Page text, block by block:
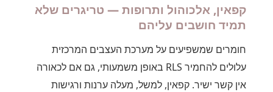
קפאין, אלכוהול ותרופות — טריגרים שלא
תמיד חושבים עליהם
חומרים שמשפיעים על מערכת העצבים המרכזית
עלולים להחמיר RLS באופן משמעותי, גם אם לכאורה
אין קשר ישיר. קפאין, למשל, מעלה ערנות ורגישות